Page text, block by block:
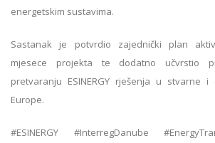
energetskim sustavima.
Sastanak je potvrdio zajednički plan
mjesece projekta te dodatno učvrstio
pretvaranju ESINERGY rješenja u stvarne
Europe.
#ESINERGY #InterregDanube